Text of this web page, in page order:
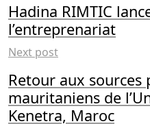
Hadina RIMTIC
l’entreprenariat
Next post
Retour aux
mauritaniens de
Kenetra, Maroc